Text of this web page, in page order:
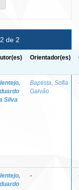
de 2
Orientador(es)
Silva
Baptista, Sofia
Galvão
-